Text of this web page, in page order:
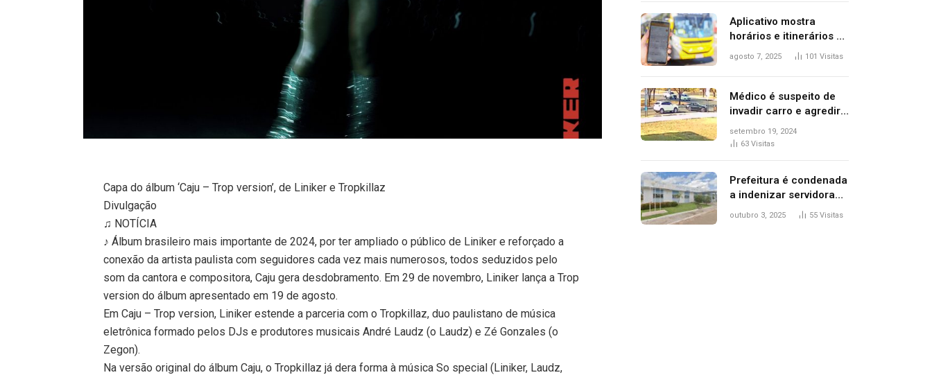
Capa do álbum ‘Caju – Trop version’, de Liniker e Tropkillaz
Divulgação
♫ NOTÍCIA
♪ Álbum brasileiro mais importante de 2024, por ter ampliado o público de Liniker e reforçado a
conexão da artista paulista com seguidores cada vez mais numerosos, todos seduzidos pelo
som da cantora e compositora, Caju gera desdobramento. Em 29 de novembro, Liniker lança a Trop
version do álbum apresentado em 19 de agosto.
Em Caju – Trop version, Liniker estende a parceria com o Tropkillaz, duo paulistano de música
eletrônica formado pelos DJs e produtores musicais André Laudz (o Laudz) e Zé Gonzales (o
Zegon).
Na versão original do álbum Caju, o Tropkillaz já dera forma à música So special (Liniker, Laudz,
Aplicativo mostra
horários e itinerários de
ônibus a usuários do
agosto 7, 2025 101 Visitas
Médico é suspeito de
invadir carro e agredir
delegado aposentado
durante confusão no
setembro 19, 2024
63 Visitas
Prefeitura é condenada
a indenizar servidora
temporária demitida
outubro 3, 2025 55 Visitas